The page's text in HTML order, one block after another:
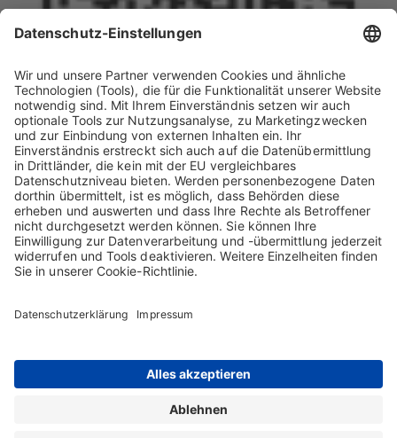
https://biotest.speakup.report/helpline
Sie sind gesetzlich geschützt, wenn Sie in gutem Glauben einen
Missstand oder einen Verdacht melden.
Kontakt Sitemap Impressum AGB